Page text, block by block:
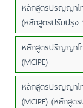
หลักสูตรปริญญาโท
(หลักสูตรปรับปรุง
หลักสูตรปริญญาโ
(MCIPE)
หลักสูตรปริญญาโ
(MCIPE) (หลักสูต